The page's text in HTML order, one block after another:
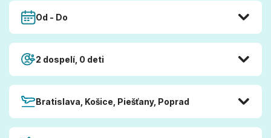
Od - Do
2 dospelí, 0 deti
Bratislava, Košice, Piešťany, Poprad